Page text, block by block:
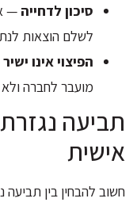
סיכון לדחייה —
לשלם הוצאות
הפיצוי אינו ישיר
מועבר לחברה
תביעה
אישית
חשוב להבחין בין